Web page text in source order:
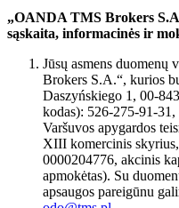
„OANDA TMS Brokers
sąskaita, informacinės ir
Jūsų asmens
Brokers S.A.“, kurios
Daszyńskiego 1, 00-
kodas): 526-275-91-
Varšuvos apygardos
XIII komercinis
0000204776, akcinis
apmokėtas). Su
apsaugos pareigūnu